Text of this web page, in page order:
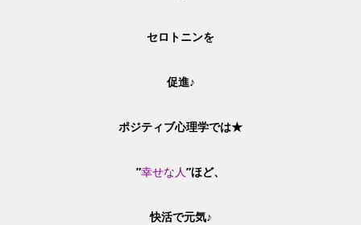
セロトニンを
促進♪
ポジティブ心理学では★
”幸せな人”ほど、
快活で元気♪